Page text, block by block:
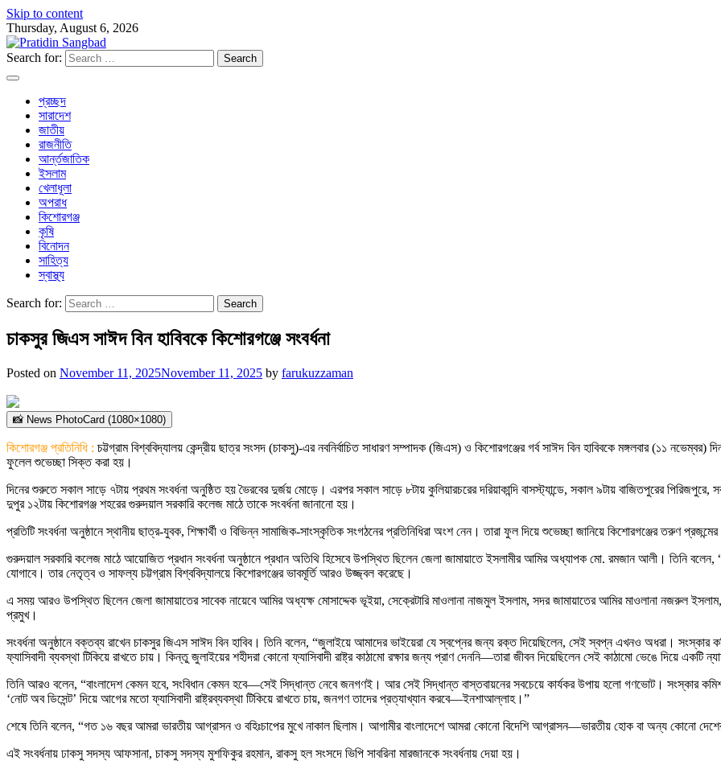
Skip to content
Thursday, August 6, 2026
Search for:
প্রচ্ছদ
সারাদেশ
জাতীয়
রাজনীতি
আর্ন্তজাতিক
ইসলাম
খেলাধূলা
অপরাধ
কিশোরগঞ্জ
কৃষি
বিনোদন
সাহিত্য
স্বাস্থ্য
Search for:
চাকসুর জিএস সাঈদ বিন হাবিবকে কিশোরগঞ্জে সংবর্ধনা
Posted on November 11, 2025November 11, 2025 by farukuzzaman
📸 News PhotoCard (1080×1080)
কিশোরগঞ্জ প্রতিনিধি : চট্টগ্রাম বিশ্ববিদ্যালয় কেন্দ্রীয় ছাত্র সংসদ (চাকসু)-এর নবনির্বাচিত সাধারণ সম্পাদক (জিএস) ও কিশোরগঞ্জের গর্ব সাঈদ বিন হাবিবকে মঙ্গলবার (১১
ফুলেল শুভেচ্ছা সিক্ত করা হয়।
দিনের শুরুতে সকাল সাড়ে ৭টায় প্রথম সংবর্ধনা অনুষ্ঠিত হয় ভৈরবের দুর্জয় মোড়ে। এরপর সকাল সাড়ে ৮টায় কুলিয়ারচরের দরিয়াকান্দি বাসস্ট্যান্ডে, সকাল ৯টায় বাজিতপুরের পিরিজপুরে,
দুপুর ১২টায় কিশোরগঞ্জ শহরের গুরুদয়াল সরকারি কলেজ মাঠে তাকে সংবর্ধনা জানানো হয়।
প্রতিটি সংবর্ধনা অনুষ্ঠানে স্থানীয় ছাত্র-যুবক, শিক্ষার্থী ও বিভিন্ন সামাজিক-সাংস্কৃতিক সংগঠনের প্রতিনিধিরা অংশ নেন। তারা ফুল দিয়ে শুভেচ্ছা জানিয়ে কিশোরগঞ্জের তরুণ
গুরুদয়াল সরকারি কলেজ মাঠে আয়োজিত প্রধান সংবর্ধনা অনুষ্ঠানে প্রধান অতিথি হিসেবে উপস্থিত ছিলেন জেলা জামায়াতে ইসলামীর আমির অধ্যাপক মো. রমজান আলী। তিনি বলেন,
যোগাবে। তার নেতৃত্ব ও সাফল্য চট্টগ্রাম বিশ্ববিদ্যালয়ে কিশোরগঞ্জের ভাবমূর্তি আরও উজ্জ্বল করেছে।
এ সময় আরও উপস্থিত ছিলেন জেলা জামায়াতের সাবেক নায়েবে আমির অধ্যক্ষ মোসাদ্দেক ভূইয়া, সেক্রেটারি মাওলানা নাজমুল ইসলাম, সদর জামায়াতের আমির মাওলানা নজরুল
প্রমুখ।
সংবর্ধনা অনুষ্ঠানে বক্তব্য রাখেন চাকসুর জিএস সাঈদ বিন হাবিব। তিনি বলেন, “জুলাইয়ে আমাদের ভাইয়েরা যে স্বপ্নের জন্য রক্ত দিয়েছিলেন, সেই স্বপ্ন এখনও অধরা। সংস্কার
ফ্যাসিবাদী ব্যবস্থা টিকিয়ে রাখতে চায়। কিন্তু জুলাইয়ের শহীদরা কোনো ফ্যাসিবাদী রাষ্ট্র কাঠামো রক্ষার জন্য প্রাণ দেননি—তারা জীবন দিয়েছিলেন সেই কাঠামো ভেঙে দিয়ে একটি
তিনি আরও বলেন, “বাংলাদেশ কেমন হবে, সংবিধান কেমন হবে—সেই সিদ্ধান্ত নেবে জনগণই। আর সেই সিদ্ধান্ত বাস্তবায়নের সবচেয়ে কার্যকর উপায় হলো গণভোট। সংস্কার
‘নোট অব ডিসেন্ট’ দিয়ে আগের মতো ফ্যাসিবাদী রাষ্ট্রব্যবস্থা টিকিয়ে রাখতে চায়, জনগণ তাদের প্রত্যাখ্যান করবে—ইনশাআল্লাহ।”
শেষে তিনি বলেন, “গত ১৬ বছর আমরা ভারতীয় আগ্রাসন ও বহিঃচাপের মুখে নাকাল ছিলাম। আগামীর বাংলাদেশে আমরা কোনো বিদেশি আগ্রাসন—ভারতীয় হোক বা অন্য কোনো
এই সংবর্ধনায় ঢাকসু সদস্য আফসানা, চাকসু সদস্য মুশফিকুর রহমান, রাকসু হল সংসদে ভিপি সাবরিনা মারজানকে সংবর্ধনায় দেয়া হয়।